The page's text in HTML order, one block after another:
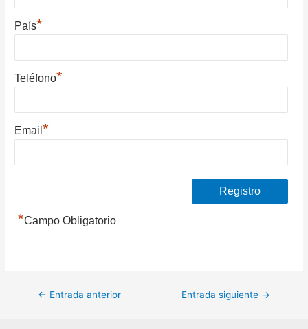
País*
Teléfono*
Email*
*Campo Obligatorio
Navegación
← Entrada anterior Entrada siguiente →